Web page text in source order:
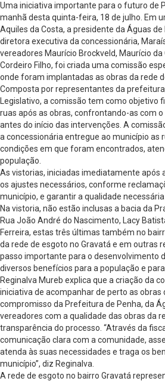
Uma iniciativa importante para o futuro de
manhã desta quinta-feira, 18 de julho. Em
Aquiles da Costa, a presidente da Águas de
diretora executiva da concessionária,
vereadores Maurício Brockveld, Maurício
Cordeiro Filho, foi criada uma comissão
onde foram implantadas as obras da rede
Composta por representantes da
Legislativo, a comissão tem como objetivo
ruas após as obras, confrontando-as com
antes do início das intervenções. A
a concessionária entregue ao município as
condições em que foram encontrados,
população.
As vistorias, iniciadas imediatamente após
os ajustes necessários, conforme
município, e garantir a qualidade necessária
Na vistoria, não estão inclusas a bacia da
Rua João André do Nascimento, Lacy
Ferreira, estas três últimas também no
da rede de esgoto no Gravatá e em outras
passo importante para o desenvolvimento
diversos benefícios para a população e
Reginalva Mureb explica que a criação da
iniciativa de acompanhar de perto as obras
compromisso da Prefeitura de Penha, da
vereadores com a qualidade das obras da
transparência do processo. “Através da
comunicação clara com a comunidade,
atenda às suas necessidades e traga os
município”, diz Reginalva.
A rede de esgoto no bairro Gravatá